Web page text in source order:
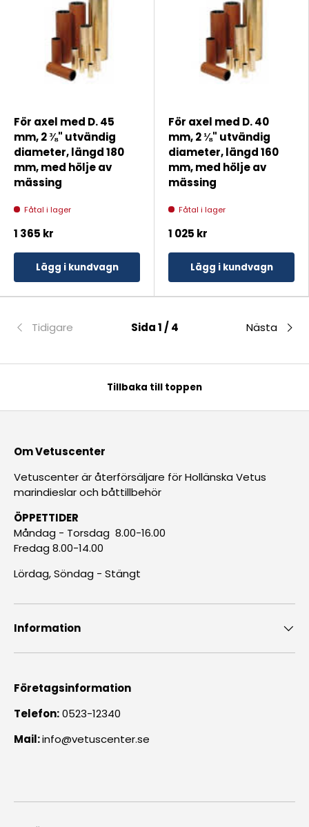
För axel med D. 45
mm, 2 ⅜" utvändig
diameter, längd 180
mm, med hölje av
mässing
Fåtal i lager
1 365 kr
Lägg i kundvagn
För axel med D. 40
mm, 2 ⅛" utvändig
diameter, längd 160
mm, med hölje av
mässing
Fåtal i lager
1 025 kr
Lägg i kundvagn
Tidigare Sida 1 / 4 Nästa
Tillbaka till toppen
Om Vetuscenter
Vetuscenter är återförsäljare för Hollänska Vetus
marindieslar och båttillbehör
ÖPPETTIDER
Måndag - Torsdag 8.00-16.00
Fredag 8.00-14.00
Lördag, Söndag - Stängt
Information
Företagsinformation
Telefon:0523-12340
Mail:info@vetuscenter.se